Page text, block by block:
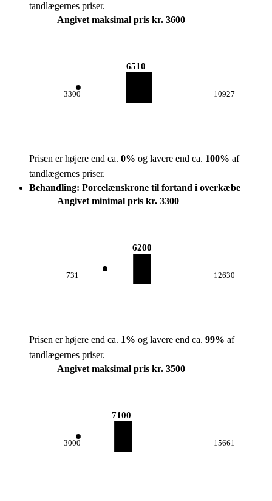
tandlægernes priser.
Angivet maksimal pris kr. 3600
3300
6510
10927
Prisen er højere end ca. 0% og lavere end ca. 100% af
tandlægernes priser.
Behandling: Porcelænskrone til fortand i overkæbe
Angivet minimal pris kr. 3300
731
6200
12630
Prisen er højere end ca. 1% og lavere end ca. 99% af
tandlægernes priser.
Angivet maksimal pris kr. 3500
3000
7100
15661